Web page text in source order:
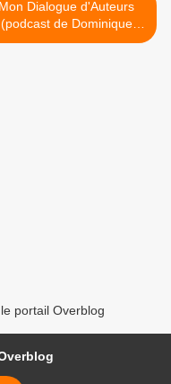
Mon Dialogue d'Auteurs
(podcast de Dominique
Montay) >
portail Overblog